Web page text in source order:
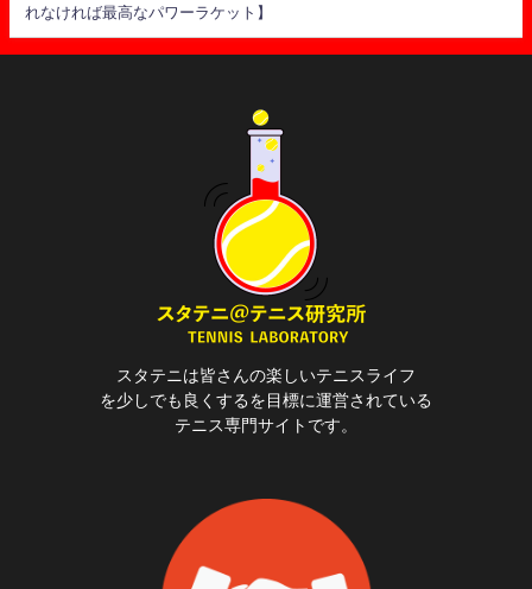
れなければ最高なパワーラケット】
スタテニは皆さんの楽しいテニスライフ
を少しでも良くするを目標に運営されている
テニス専門サイトです。